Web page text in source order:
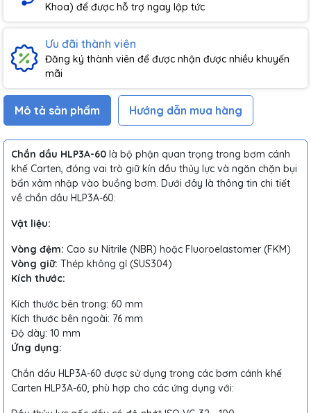
Khoa) để được hỗ trợ ngay lập tức
Ưu đãi thành viên
Đăng ký thành viên để được nhận được nhiều khuyến
mãi
Mô tả sản phẩm Hướng dẫn mua hàng
Chắn dầu HLP3A-60 là bộ phận quan trọng trong bơm cánh
khế Carten, đóng vai trò giữ kín dầu thủy lực và ngăn chặn bụi
bẩn xâm nhập vào buồng bơm. Dưới đây là thông tin chi tiết
về chắn dầu HLP3A-60:
Vật liệu:
Vòng đệm: Cao su Nitrile (NBR) hoặc Fluoroelastomer (FKM)
Vòng giữ: Thép không gỉ (SUS304)
Kích thước:
Kích thước bên trong: 60 mm
Kích thước bên ngoài: 76 mm
Độ dày: 10 mm
Ứng dụng:
Chắn dầu HLP3A-60 được sử dụng trong các bơm cánh khế
Carten HLP3A-60, phù hợp cho các ứng dụng với: